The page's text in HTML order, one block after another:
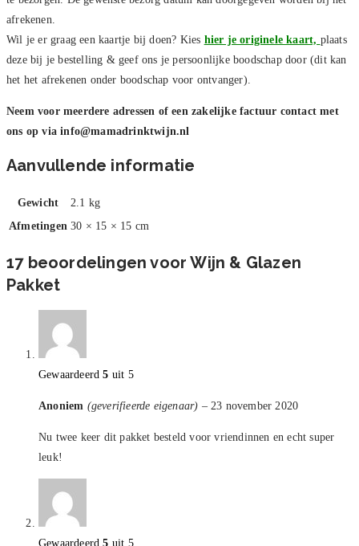
afrekenen.
Wil je er graag een kaartje bij doen? Kies hier je originele kaart, plaats
deze bij je bestelling & geef ons je persoonlijke boodschap door (dit kan
het het afrekenen onder boodschap voor ontvanger).
Neem voor meerdere adressen of een zakelijke factuur contact met
ons op viainfo@mamadrinktwijn.nl
Aanvullende informatie
Gewicht
2.1 kg
Afmetingen 30 × 15 × 15 cm
17 beoordelingen voorWijn & Glazen
Pakket
Gewaardeerd5 uit 5
Anoniem (geverifieerde eigenaar) – 23 november 2020
Nu twee keer dit pakket besteld voor vriendinnen en echt super
leuk!
Gewaardeerd5 uit 5